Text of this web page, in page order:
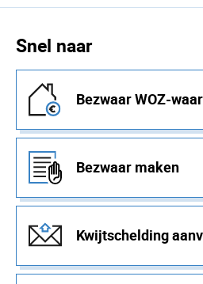
Snel naar
Bezwaar WOZ-
Bezwaar maken
Kwijtschelding